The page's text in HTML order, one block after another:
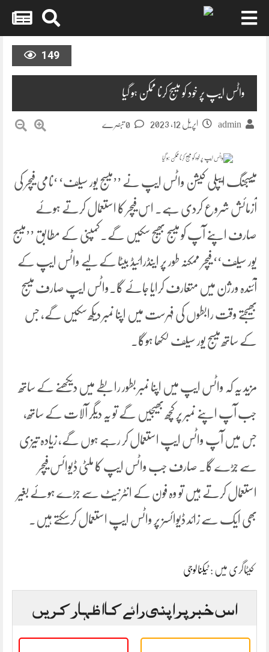
149
واٹس ایپ پر خود کو میسج کرنا ممکن ہو گیا
admin اپریل 12, 2023
میسیجنگ ایپلی کیشن واٹس ایپ نے ’’میسج یور سیلف‘ ‘نامی فیچر کی
آزمائش شروع کردی ہے۔ اس فیچر کا استعمال کرتے ہوئے
صارف اپنے آپ کو میسج بھیج سکیں گے۔کمپنی کے مطابق ’’میسج
یور سیلف‘‘ فیچر ممکنہ طور پر اینڈرائیڈ بیٹا کے لیے واٹس ایپ کے
آئندہ ورژن میں متعارف کرایا جائے گا۔واٹس ایپ صارف میسج
بھیجتے وقت رابطوں کی فہرست میں اپنا نمبر دیکھ سکیں گے، جس
کے ساتھ میسج یور سیلف لکھا ہوگا۔
مزید یہ کہ واٹس ایپ میں اپنا نمبر بطور رابطے میں دیکھنے کے ساتھ
جب آپ اپنے نمبر پر کچھ بھیجیں گے تو یہ دیگر آلات کے ساتھ،
جس میں آپ واٹس ایپ استعمال کر رہے ہوں گے، زیادہ تیزی
سے جُڑے گا۔ صارف جب واٹس ایپ کا ملٹی ڈیوائس فیچر
استعمال کرتے ہیں تو وہ فون کے انٹرنیٹ سے جڑے ہوئے بغیر
بھی ایک سے زائد ڈیوائسز پر واٹس ایپ استعمال کرسکتے ہیں۔
کیٹاگری میں :ٹیکنالوجی
اس خبر پر اپنی رائے کا اظہار کریں